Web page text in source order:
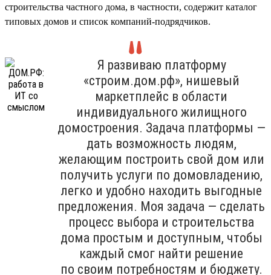
строительства частного дома, в частности, содержит каталог
типовых домов и список компаний-подрядчиков.
Я развиваю платформу
«строим.дом.рф», нишевый
маркетплейс в области
индивидуального жилищного
домостроения. Задача платформы —
дать возможность людям,
желающим построить свой дом или
получить услуги по домовладению,
легко и удобно находить выгодные
предложения. Моя задача — сделать
процесс выбора и строительства
дома простым и доступным, чтобы
каждый смог найти решение
по своим потребностям и бюджету.